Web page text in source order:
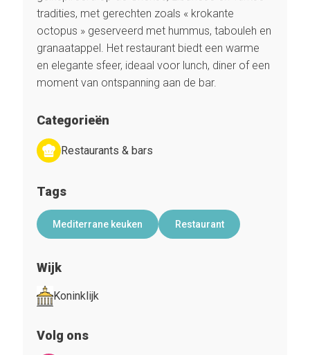
tradities, met gerechten zoals « krokante
octopus » geserveerd met hummus, tabouleh en
granaatappel. Het restaurant biedt een warme
en elegante sfeer, ideaal voor lunch, diner of een
moment van ontspanning aan de bar.
Categorieën
Restaurants & bars
Tags
Mediterrane keuken Restaurant
Wijk
Koninklijk
Volg ons